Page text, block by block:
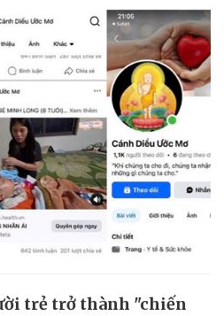
trẻ trở thành "chiến